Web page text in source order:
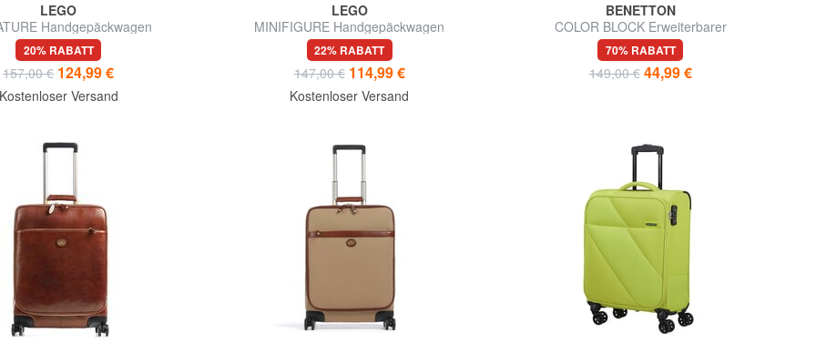
LEGO
Handgepäckwagen
20% RABATT
157,00 € 124,99 €
Versand
LEGO
MINIFIGURE Handgepäckwagen
22% RABATT
147,00 € 114,99 €
Kostenloser Versand
BENETTON
COLOR BLOCK Erweiterbarer
Handgepäckwagen
70% RABATT
149,00 € 44,99 €